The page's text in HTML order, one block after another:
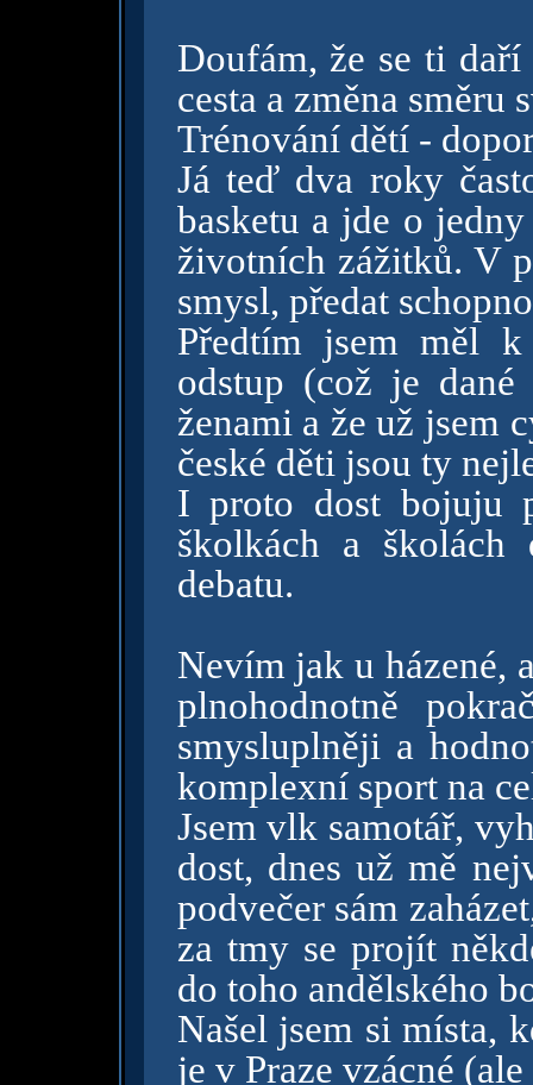
Doufám, že se ti
cesta a změna směru
Trénování dětí -
Já teď dva roky
basketu a jde o
životních zážitků. V
smysl, předat
Předtím jsem měl
odstup (což je
ženami a že už jsem
české děti jsou ty
I proto dost bojuju
školkách a
debatu.
Nevím jak u házené,
plnohodnotně
smysluplněji a
komplexní sport na
Jsem vlk samotář,
dost, dnes už mě
podvečer sám
za tmy se projít
do toho andělského
Našel jsem si místa,
je v Praze vzácné